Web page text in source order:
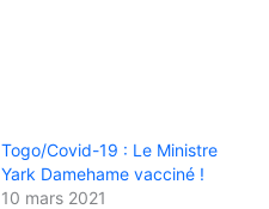
Togo/Covid-19 : Le Ministre
Yark Damehame vacciné !
10 mars 2021